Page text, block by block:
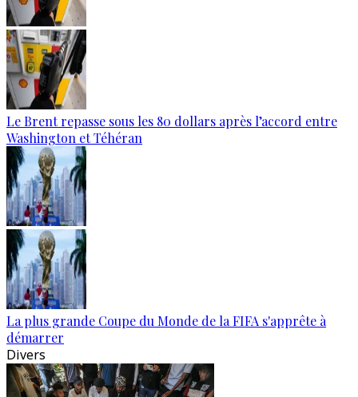
Le Brent repasse sous les 80 dollars après l’accord entre
Washington et Téhéran
La plus grande Coupe du Monde de la FIFA s'apprête à
démarrer
Divers